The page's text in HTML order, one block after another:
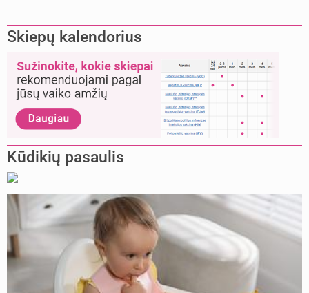
Skiepų kalendorius
Kūdikių pasaulis